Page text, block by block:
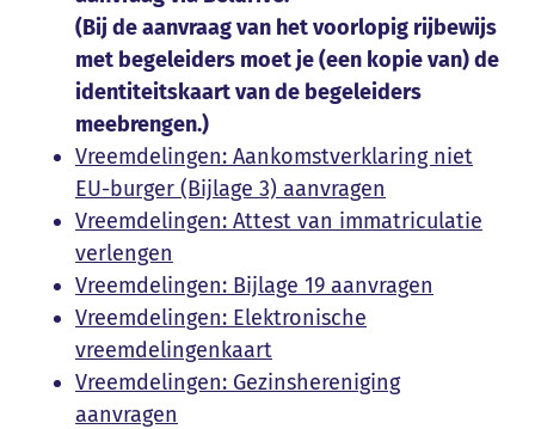
(Bij de aanvraag van het voorlopig rijbewijs
met begeleiders moet je (een kopie van) de
identiteitskaart van de begeleiders
meebrengen.)
Vreemdelingen: Aankomstverklaring niet
EU-burger (Bijlage 3) aanvragen
Vreemdelingen: Attest van immatriculatie
verlengen
Vreemdelingen: Bijlage 19 aanvragen
Vreemdelingen: Elektronische
vreemdelingenkaart
Vreemdelingen: Gezinshereniging
aanvragen